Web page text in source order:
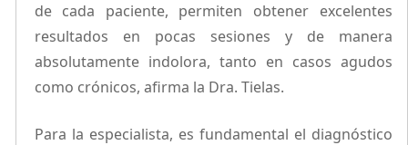
de cada paciente, permiten obtener excelentes
resultados en pocas sesiones y de manera
absolutamente indolora, tanto en casos agudos
como crónicos, afirma la Dra. Tielas.
Para la especialista, es fundamental el diagnóstico